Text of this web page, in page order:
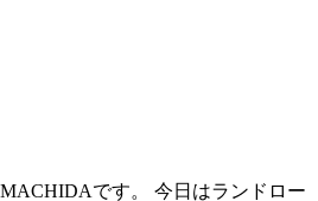
です。 今日はランドロー